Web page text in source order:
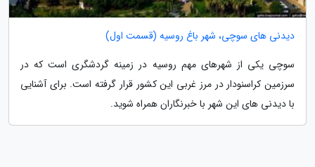
دیدنی های سوچی، شهر باغ روسیه (قسمت اول)
سوچی یکی از شهرهای مهم روسیه در زمینه گردشگری است که در
سرزمین کراسنودار در مرز غربی این کشور قرار گرفته است. برای آشنایی
با دیدنی های این شهر با خبرنگاران همراه شوید.